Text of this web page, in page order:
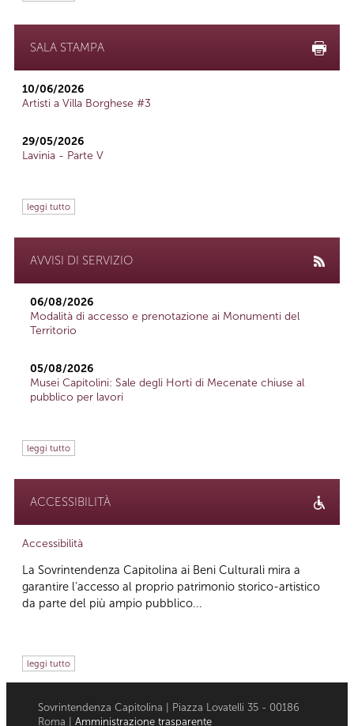
SALA STAMPA
10/06/2026
Artisti a Villa Borghese #3
29/05/2026
Lavinia - Parte V
leggi tutto
AVVISI DI SERVIZIO
06/08/2026
Modalità di accesso e prenotazione ai Monumenti del
Territorio
05/08/2026
Musei Capitolini: Sale degli Horti di Mecenate chiuse al
pubblico per lavori
leggi tutto
ACCESSIBILITÀ
Accessibilità
La Sovrintendenza Capitolina ai Beni Culturali mira a
garantire l’accesso al proprio patrimonio storico-artistico
da parte del più ampio pubblico...
leggi tutto
Sovrintendenza Capitolina | Piazza Lovatelli 35 - 00186
Roma | Amministrazione trasparente